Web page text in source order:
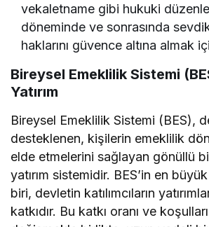
vekaletname gibi hukuki
döneminde ve sonrasında
haklarını güvence altına almak
Bireysel Emeklilik Sistemi
Yatırım
Bireysel Emeklilik Sistemi (BES),
desteklenen, kişilerin emeklilik
elde etmelerini sağlayan gönüllü
yatırım sistemidir. BES’in en
biri, devletin katılımcıların
katkıdır. Bu katkı oranı ve